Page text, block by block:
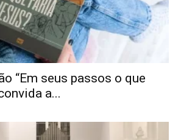
“Em seus passos o que
a...